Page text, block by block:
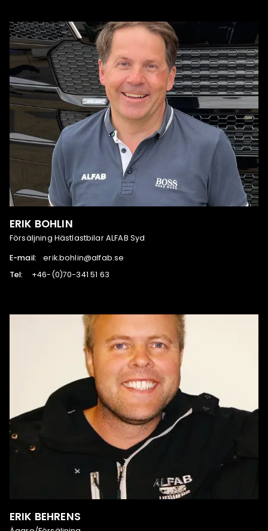
ERIK BOHLIN
Försäljning Hästlastbilar ALFAB Syd
E-mail:
es.bafla@nilhob.kire
Tel:
36 15 143-07(0)-64+
ERIK BEHRENS